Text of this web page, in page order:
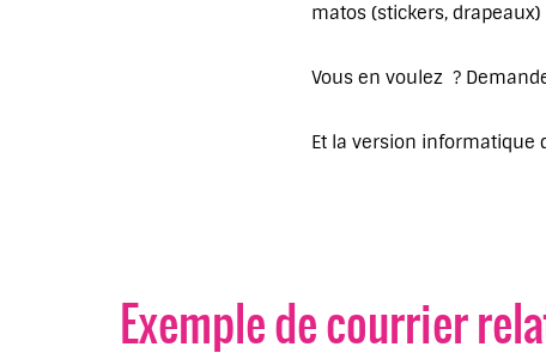
matos (stickers, drapeaux)
Vous en voulez ?
Et la version informatique
Exemple de courrier